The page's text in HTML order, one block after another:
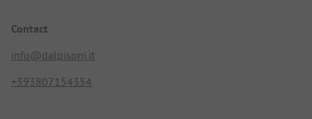
Contact
info@dalpisoni.it
+393807154354